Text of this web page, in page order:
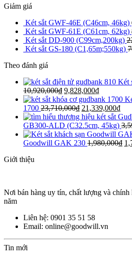
Giảm giá
Két sắt GWF-46E (C46cm, 46kg)
Két sắt GWF-61E (C61cm, 62kg)
Két sắt DD-900 (C99cm,200kg)
Két sắt GS-180 (C1,65m;550kg)
Theo đánh giá
Két
10,920,000₫ 9,828,000₫
1700 23,710,000₫ 21,339,000₫
GB300-ALD (C32.5cm, 45kg)
Goodwill GAK 230 1,980,000₫
Giới thiệu
Nơi bán hàng uy tín, chất lượng và chính
năm
Liên hệ: 0901 35 51 58
Email: online@goodwill.vn
Tin mới